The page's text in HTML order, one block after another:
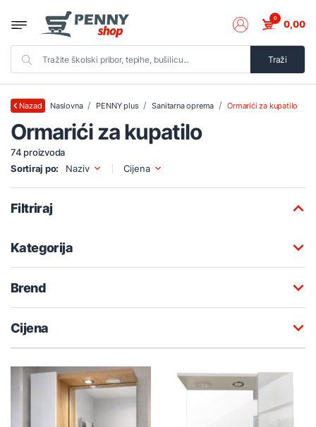
Traži
0 0,00
Nazad Naslovna PENNY plus Sanitarna oprema Ormarići za kupatilo
Ormarići za kupatilo
74 proizvoda
Sortiraj po:
Naziv Cijena
Filtriraj
Kategorija
Brend
Cijena